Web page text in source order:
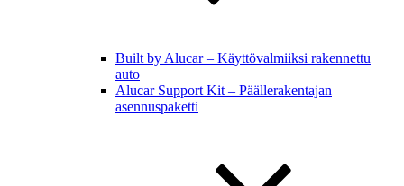
Built by Alucar – Käyttövalmiiksi rakennettu
auto
Alucar Support Kit – Päällerakentajan
asennuspaketti